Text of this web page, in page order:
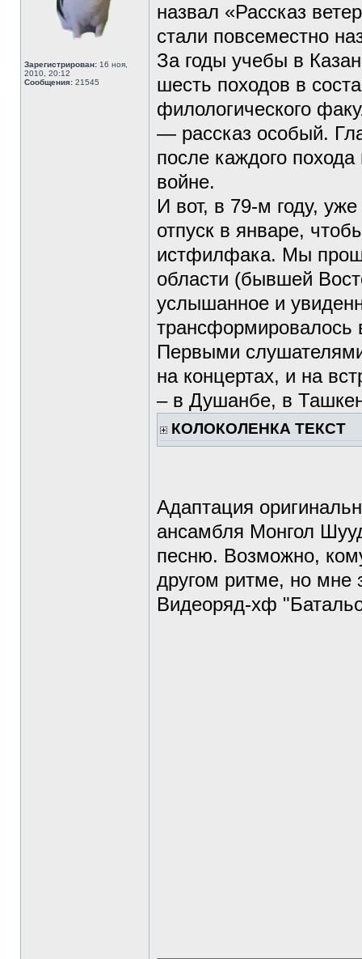
Зарегистрирован: 16 ноя,
2010, 20:12
Сообщения: 21545
назвал «Рассказ
стали повсеместно
За годы учебы в
шесть походов в
филологического
— рассказ особый.
после каждого
войне.
И вот, в 79-м году,
отпуск в январе,
истфилфака. Мы
области (бывшей
услышанное и
трансформировалось
Первыми
на концертах, и на
– в Душанбе, в
КОЛОКОЛЕНКА ТЕКСТ
Адаптация
ансамбля Монгол
песню. Возможно,
другом ритме, но мне
Видеоряд-хф